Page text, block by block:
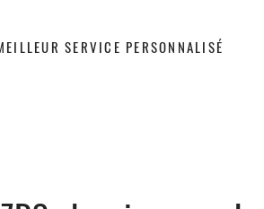
SERVICE PERSONNALISÉ